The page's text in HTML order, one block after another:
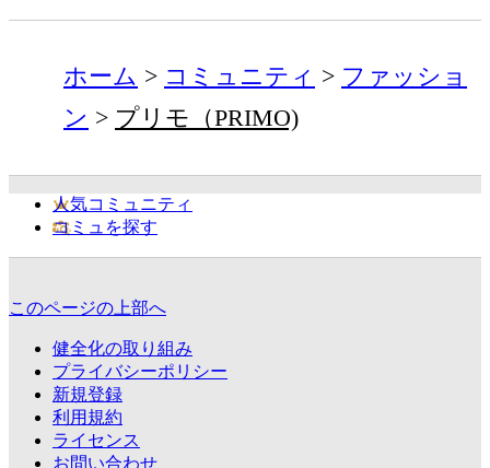
ホーム コミュニティ
ファッショ
ン
プリモ（PRIMO)
人気コミュニティ
コミュを探す
このページの上部へ
健全化の取り組み
プライバシーポリシー
新規登録
利用規約
ライセンス
お問い合わせ